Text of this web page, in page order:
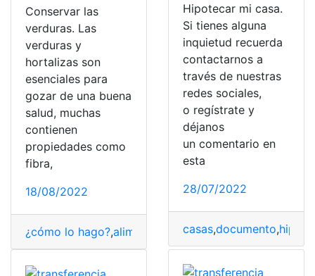
Conservar las
verduras. Las
verduras y
hortalizas son
esenciales para
gozar de una buena
salud, muchas
contienen
propiedades como
fibra,
18/08/2022
¿cómo lo hago?,alimentos conservar,tiempo,verduras
Hipotecar mi casa.
Si tienes alguna
inquietud recuerda
contactarnos a
través de nuestras
redes sociales,
o regístrate y
déjanos
un comentario en
esta
28/07/2022
casas,documento,